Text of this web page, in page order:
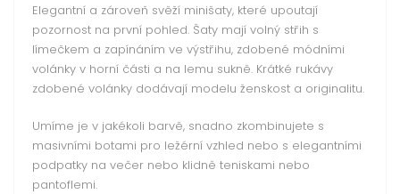
Elegantní a zároveň svěží minišaty, které upoutají
pozornost na první pohled. Šaty mají volný střih s
límečkem a zapínáním ve výstřihu, zdobené módními
volánky v horní části a na lemu sukně. Krátké rukávy
zdobené volánky dodávají modelu ženskost a originalitu.
Umíme je v jakékoli barvě, snadno zkombinujete s
masivními botami pro ležérní vzhled nebo s elegantními
podpatky na večer nebo klidně teniskami nebo
pantoflemi.